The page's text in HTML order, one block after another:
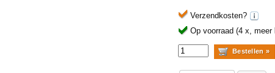
Verzendkosten?
Op voorraad (4 x, meer